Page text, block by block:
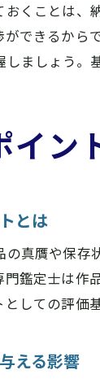
くことは、
できるか
ましょう。
ン
とは
真贋や保
鑑定士は
しての評価
える影響